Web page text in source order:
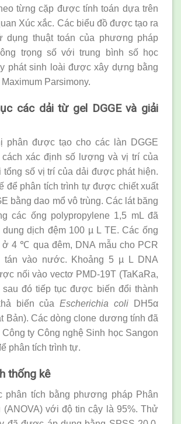
từng cặp được tính toán dựa trên
Xúc xắc. Các biểu đồ được tạo ra
dụng thuật toán của phương pháp
trọng số với trung bình số học
phát sinh loài được xây dựng bằng
Parsimony.
các dải từ gel DGGE và giải
phân được tạo cho các làn DGGE
cách xác định số lượng và vị trí của
tổng số vị trí của dải được phát hiện.
để phân tích trình tự được chiết xuất
bằng dao mổ vô trùng. Các lát băng
các ống polypropylene 1,5 mL đã
dịch đệm 100 µ L TE. Các ống
4 ℃ qua đêm, DNA mẫu cho PCR
tán vào nước. Khoảng 5 µ L DNA
nối vào vectơ PMD-19T (TaKaRa,
sau đó tiếp tục được biến đổi thành
biến củaEscherichia coli DH5α
Bản). Các dòng clone dương tính đã
ty Công nghệ Sinh học Sangon
phân tích trình tự.
thống kê
phân tích bằng phương pháp Phân
(ANOVA) với độ tin cậy là 95%. Thử